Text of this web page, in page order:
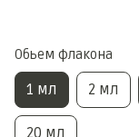
Обьем флакона
1 мл 2 мл
20 мл